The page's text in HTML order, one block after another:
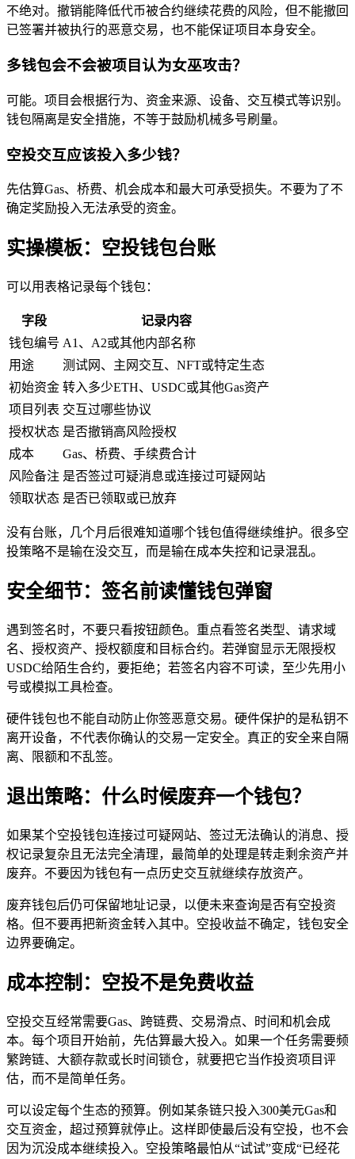
不绝对。撤销能降低代币被合约继续花费的风险，但不能撤回
已签署并被执行的恶意交易，也不能保证项目本身安全。
多钱包会不会被项目认为女巫攻击？
可能。项目会根据行为、资金来源、设备、交互模式等识别。
钱包隔离是安全措施，不等于鼓励机械多号刷量。
空投交互应该投入多少钱？
先估算Gas、桥费、机会成本和最大可承受损失。不要为了不
确定奖励投入无法承受的资金。
实操模板：空投钱包台账
可以用表格记录每个钱包：
字段
记录内容
钱包编号 A1、A2或其他内部名称
用途
测试网、主网交互、NFT或特定生态
初始资金 转入多少ETH、USDC或其他Gas资产
项目列表 交互过哪些协议
授权状态 是否撤销高风险授权
成本
Gas、桥费、手续费合计
风险备注 是否签过可疑消息或连接过可疑网站
领取状态 是否已领取或已放弃
没有台账，几个月后很难知道哪个钱包值得继续维护。很多空
投策略不是输在没交互，而是输在成本失控和记录混乱。
安全细节：签名前读懂钱包弹窗
遇到签名时，不要只看按钮颜色。重点看签名类型、请求域
名、授权资产、授权额度和目标合约。若弹窗显示无限授权
USDC给陌生合约，要拒绝；若签名内容不可读，至少先用小
号或模拟工具检查。
硬件钱包也不能自动防止你签恶意交易。硬件保护的是私钥不
离开设备，不代表你确认的交易一定安全。真正的安全来自隔
离、限额和不乱签。
退出策略：什么时候废弃一个钱包？
如果某个空投钱包连接过可疑网站、签过无法确认的消息、授
权记录复杂且无法完全清理，最简单的处理是转走剩余资产并
废弃。不要因为钱包有一点历史交互就继续存放资产。
废弃钱包后仍可保留地址记录，以便未来查询是否有空投资
格。但不要再把新资金转入其中。空投收益不确定，钱包安全
边界要确定。
成本控制：空投不是免费收益
空投交互经常需要Gas、跨链费、交易滑点、时间和机会成
本。每个项目开始前，先估算最大投入。如果一个任务需要频
繁跨链、大额存款或长时间锁仓，就要把它当作投资项目评
估，而不是简单任务。
可以设定每个生态的预算。例如某条链只投入300美元Gas和
交互资金，超过预算就停止。这样即使最后没有空投，也不会
因为沉没成本继续投入。空投策略最怕从“试试”变成“已经花